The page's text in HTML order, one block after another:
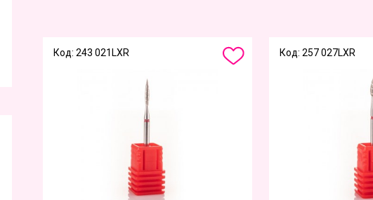
Код: 243 021LXR Код: 257 027LXR